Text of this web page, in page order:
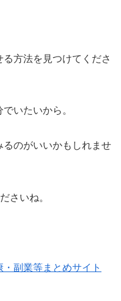
方法を見つけてくださ
いたいから。
のがいいかもしれませ
さいね。
副業等まとめサイト